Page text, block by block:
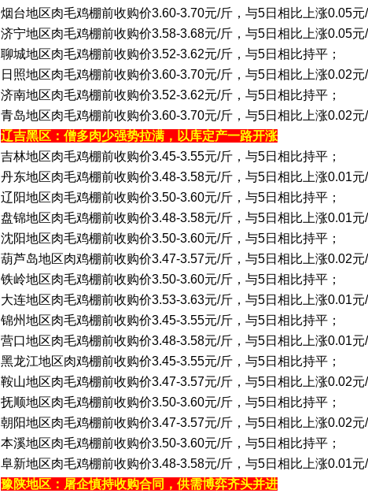
烟台地区肉毛鸡棚前收购价3.60-3.70元/斤，与5日相比上涨0.05元/
济宁地区肉毛鸡棚前收购价3.58-3.68元/斤，与5日相比上涨0.05元/
聊城地区肉毛鸡棚前收购价3.52-3.62元/斤，与5日相比持平；
日照地区肉毛鸡棚前收购价3.60-3.70元/斤，与5日相比上涨0.02元/
济南地区肉毛鸡棚前收购价3.52-3.62元/斤，与5日相比持平；
青岛地区肉毛鸡棚前收购价3.60-3.70元/斤，与5日相比上涨0.02元/
辽吉黑区：僧多肉少强势拉满，以库定产一路开涨
吉林地区肉毛鸡棚前收购价3.45-3.55元/斤，与5日相比持平；
丹东地区肉毛鸡棚前收购价3.48-3.58元/斤，与5日相比上涨0.01元/
辽阳地区肉毛鸡棚前收购价3.50-3.60元/斤，与5日相比持平；
盘锦地区肉毛鸡棚前收购价3.48-3.58元/斤，与5日相比上涨0.01元/
沈阳地区肉毛鸡棚前收购价3.50-3.60元/斤，与5日相比持平；
葫芦岛地区肉鸡棚前收购价3.47-3.57元/斤，与5日相比上涨0.02元/
铁岭地区肉毛鸡棚前收购价3.50-3.60元/斤，与5日相比持平；
大连地区肉毛鸡棚前收购价3.53-3.63元/斤，与5日相比上涨0.01元/
锦州地区肉毛鸡棚前收购价3.45-3.55元/斤，与5日相比持平；
营口地区肉毛鸡棚前收购价3.48-3.58元/斤，与5日相比上涨0.01元/
黑龙江地区肉鸡棚前收购价3.45-3.55元/斤，与5日相比持平；
鞍山地区肉毛鸡棚前收购价3.47-3.57元/斤，与5日相比上涨0.02元/
抚顺地区肉毛鸡棚前收购价3.50-3.60元/斤，与5日相比持平；
朝阳地区肉毛鸡棚前收购价3.47-3.57元/斤，与5日相比上涨0.02元/
本溪地区肉毛鸡棚前收购价3.50-3.60元/斤，与5日相比持平；
阜新地区肉毛鸡棚前收购价3.48-3.58元/斤，与5日相比上涨0.01元/
豫陕地区：屠企慎持收购合同，供需博弈齐头并进